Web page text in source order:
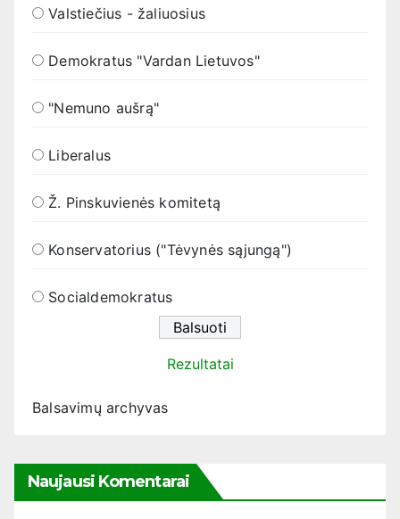
Valstiečius - žaliuosius
Demokratus "Vardan Lietuvos"
"Nemuno aušrą"
Liberalus
Ž. Pinskuvienės komitetą
Konservatorius ("Tėvynės sąjungą")
Socialdemokratus
Rezultatai
Balsavimų archyvas
Naujausi Komentarai